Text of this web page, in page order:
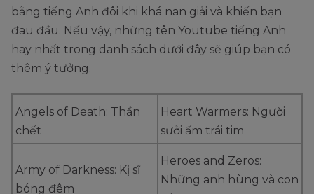
bằng tiếng Anh đôi khi khá nan giải và khiến bạn
đau đầu. Nếu vậy, những tên Youtube tiếng Anh
hay nhất trong danh sách dưới đây sẽ giúp bạn có
thêm ý tưởng.
Angels of Death: Thần
chết
Heart Warmers: Người
sưởi ấm trái tim
Army of Darkness: Kị sĩ
bóng đêm
Heroes and Zeros:
Những anh hùng và con